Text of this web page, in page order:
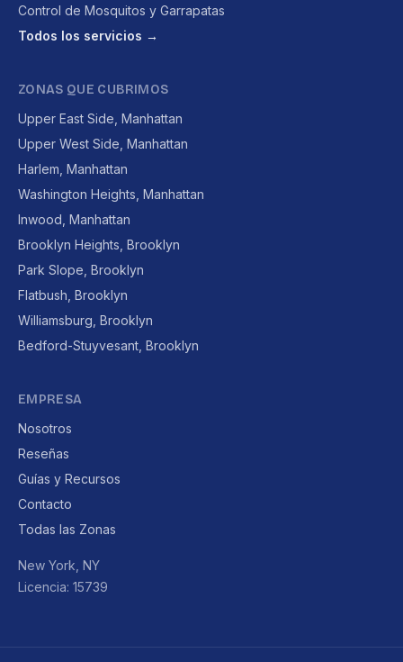
Control de Mosquitos y Garrapatas
Todos los servicios →
ZONAS QUE CUBRIMOS
Upper East Side, Manhattan
Upper West Side, Manhattan
Harlem, Manhattan
Washington Heights, Manhattan
Inwood, Manhattan
Brooklyn Heights, Brooklyn
Park Slope, Brooklyn
Flatbush, Brooklyn
Williamsburg, Brooklyn
Bedford-Stuyvesant, Brooklyn
EMPRESA
Nosotros
Reseñas
Guías y Recursos
Contacto
Todas las Zonas
New York, NY
Licencia: 15739